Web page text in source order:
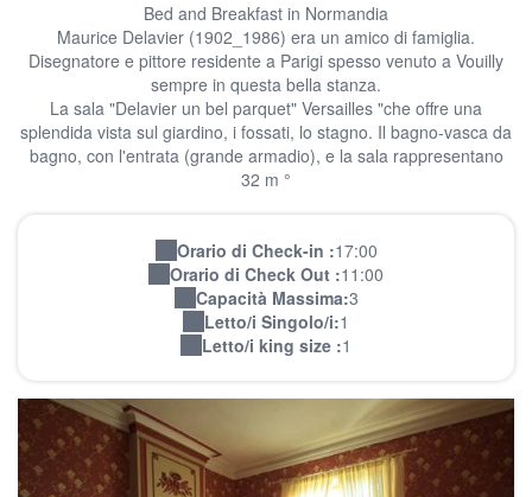
Bed and Breakfast in Normandia
Maurice Delavier (1902_1986) era un amico di famiglia.
Disegnatore e pittore residente a Parigi spesso venuto a Vouilly
sempre in questa bella stanza.
La sala "Delavier un bel parquet" Versailles "che offre una
splendida vista sul giardino, i fossati, lo stagno. Il bagno-vasca da
bagno, con l'entrata (grande armadio), e la sala rappresentano
32 m °
Orario di Check-in :17:00
Orario di Check Out :11:00
Capacità Massima:3
Letto/i Singolo/i:1
Letto/i king size :1